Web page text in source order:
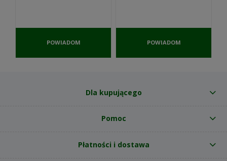
POWIADOM
DOSTĘPNOŚCI
POWIADOM
DOSTĘPNOŚCI
Dla kupującego
Pomoc
Płatności i dostawa